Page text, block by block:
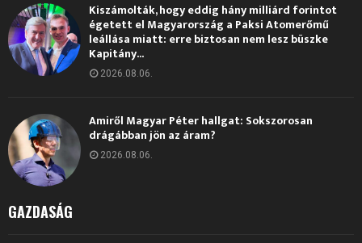
Kiszámolták, hogy eddig hány milliárd forintot
égetett el Magyarország a Paksi Atomerőmű
leállása miatt: erre biztosan nem lesz büszke
Kapitány...
2026.08.06.
Amiről Magyar Péter hallgat: Sokszorosan
drágábban jön az áram?
2026.08.06.
GAZDASÁG